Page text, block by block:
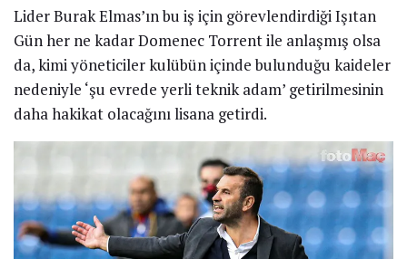
Lider Burak Elmas’ın bu iş için görevlendirdiği Işıtan
Gün her ne kadar Domenec Torrent ile anlaşmış olsa
da, kimi yöneticiler kulübün içinde bulunduğu kaideler
nedeniyle ‘şu evrede yerli teknik adam’ getirilmesinin
daha hakikat olacağını lisana getirdi.